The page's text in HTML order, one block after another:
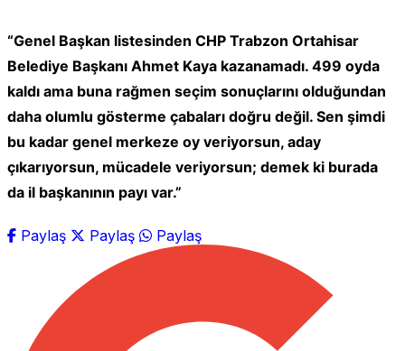
“Genel Başkan listesinden CHP Trabzon Ortahisar
Belediye Başkanı Ahmet Kaya kazanamadı. 499 oyda
kaldı ama buna rağmen seçim sonuçlarını olduğundan
daha olumlu gösterme çabaları doğru değil. Sen şimdi
bu kadar genel merkeze oy veriyorsun, aday
çıkarıyorsun, mücadele veriyorsun; demek ki burada
da il başkanının payı var.”
Paylaş Paylaş Paylaş